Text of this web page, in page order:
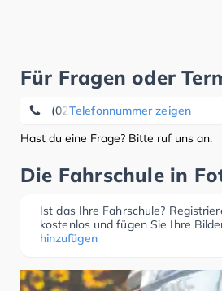
Für Fragen oder
Telefonnummer zeigen
(0231) 7 00 40 00
Hast du eine Frage? Bitte ruf uns an.
Die Fahrschule in
Ist das Ihre Fahrschule?
kostenlos und fügen Sie Ihre
hinzufügen